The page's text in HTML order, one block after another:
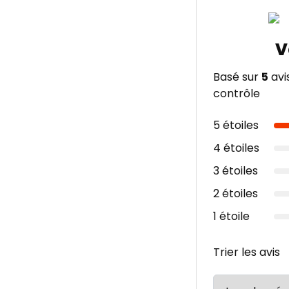
Basé sur 5
contrôle
5 étoiles
4 étoiles
3 étoiles
2 étoiles
1 étoile
Trier les avis